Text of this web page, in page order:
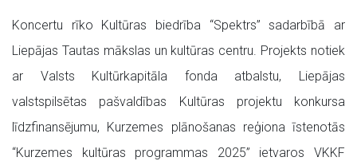
Koncertu rīko Kultūras biedrība “Spektrs” sadarbībā ar
Liepājas Tautas mākslas un kultūras centru. Projekts notiek
ar Valsts Kultūrkapitāla fonda atbalstu, Liepājas
valstspilsētas pašvaldības Kultūras projektu konkursa
līdzfinansējumu, Kurzemes plānošanas reģiona īstenotās
“Kurzemes kultūras programmas 2025” ietvaros VKKF